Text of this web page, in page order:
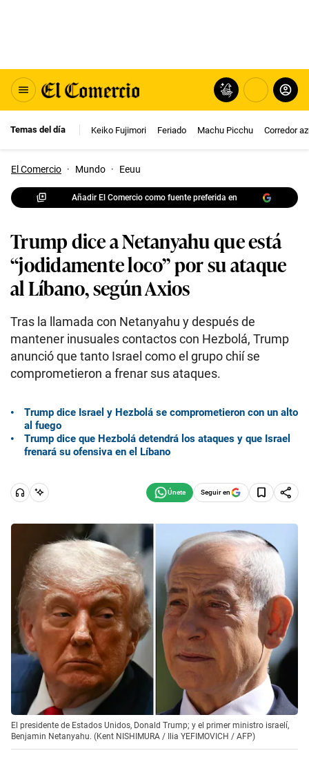
Temas del día Keiko Fujimori Feriado Machu Picchu Corredor
El Comercio · Mundo · Eeuu
Añadir El Comercio como fuente preferida en
Trump dice a Netanyahu que está
“jodidamente loco” por su ataque
al Líbano, según Axios
Tras la llamada con Netanyahu y después de
mantener inusuales contactos con Hezbolá, Trump
anunció que tanto Israel como el grupo chií se
comprometieron a frenar sus ataques.
Trump dice Israel y Hezbolá se comprometieron con un alto
al fuego
Trump dice que Hezbolá detendrá los ataques y que Israel
frenará su ofensiva en el Líbano
Seguir en
El presidente de Estados Unidos, Donald Trump; y el primer ministro israelí,
Benjamin Netanyahu. (Kent NISHIMURA / Ilia YEFIMOVICH / AFP)